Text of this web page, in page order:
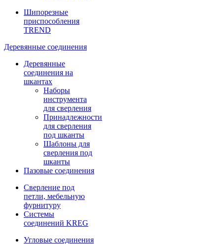
Шипорезные
приспособления
TREND
Деревянные соединения
Деревянные
соединения на
шкантах
Наборы
инструмента
для сверления
Принадлежности
для сверления
под шканты
Шаблоны для
сверления под
шканты
Пазовые соединения
Сверление под
петли, мебельную
фурнитуру
Системы
соединений KREG
Угловые соединения